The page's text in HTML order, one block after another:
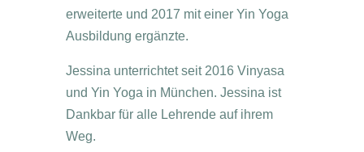
erweiterte und 2017 mit einer Yin Yoga
Ausbildung ergänzte.
Jessina unterrichtet seit 2016 Vinyasa
und Yin Yoga in München. Jessina ist
Dankbar für alle Lehrende auf ihrem
Weg.